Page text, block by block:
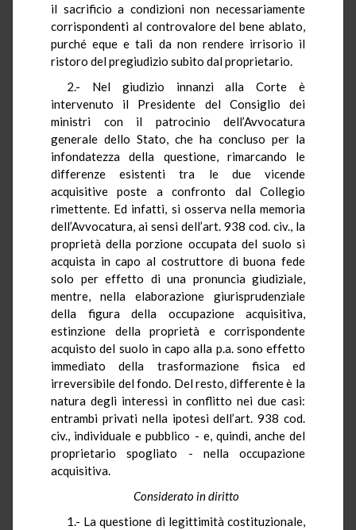
il sacrificio a condizioni non necessariamente
corrispondenti al controvalore del bene ablato,
purché eque e tali da non rendere irrisorio il
ristoro del pregiudizio subito dal proprietario.
2.- Nel giudizio innanzi alla Corte è
intervenuto il Presidente del Consiglio dei
ministri con il patrocinio dell’Avvocatura
generale dello Stato, che ha concluso per la
infondatezza della questione, rimarcando le
differenze esistenti tra le due vicende
acquisitive poste a confronto dal Collegio
rimettente. Ed infatti, si osserva nella memoria
dell’Avvocatura, ai sensi dell’art. 938 cod. civ., la
proprietà della porzione occupata del suolo si
acquista in capo al costruttore di buona fede
solo per effetto di una pronuncia giudiziale,
mentre, nella elaborazione giurisprudenziale
della figura della occupazione acquisitiva,
estinzione della proprietà e corrispondente
acquisto del suolo in capo alla p.a. sono effetto
immediato della trasformazione fisica ed
irreversibile del fondo. Del resto, differente è la
natura degli interessi in conflitto nei due casi:
entrambi privati nella ipotesi dell’art. 938 cod.
civ., individuale e pubblico - e, quindi, anche del
proprietario spogliato - nella occupazione
acquisitiva.
Considerato in diritto
1.- La questione di legittimità costituzionale,